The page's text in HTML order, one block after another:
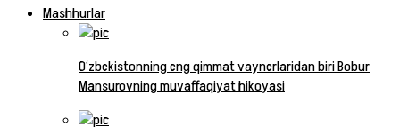
Mashhurlar
O‘zbekistonning eng qimmat vaynerlaridan biri Bobur
Mansurovning muvaffaqiyat hikoyasi